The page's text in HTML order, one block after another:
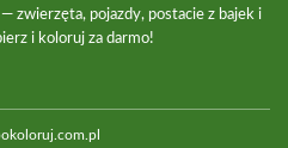
zwierzęta, pojazdy, postacie z bajek i
i koloruj za darmo!